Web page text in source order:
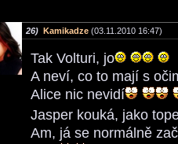
26) Kamikadze (03.11.2010 16:47)
Tak Volturi, jo
A neví, co to mají s
Alice nic nevidí
Jasper kouká, jako
Am, já se normálně